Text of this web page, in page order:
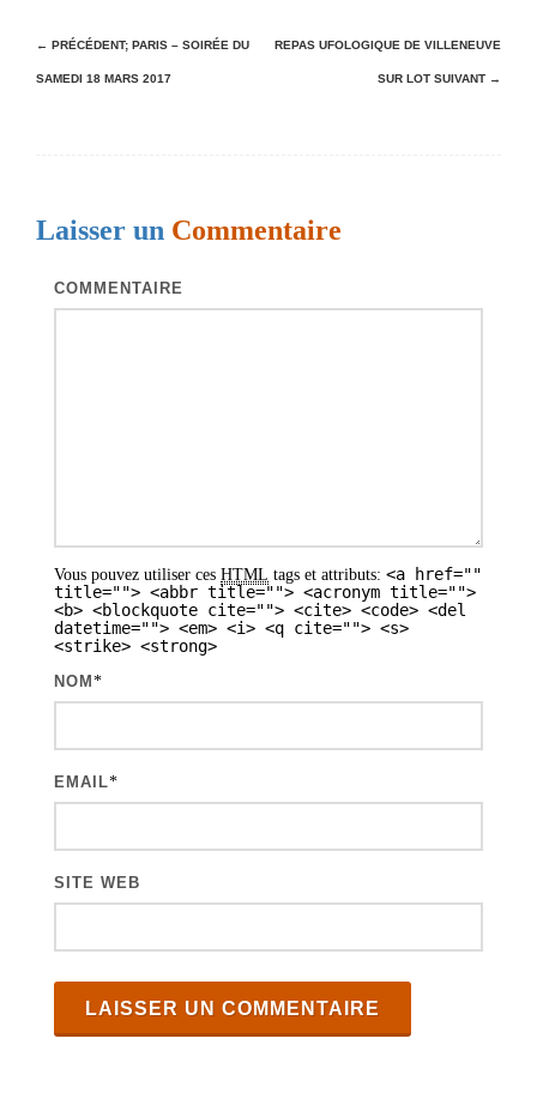
N
a
a
← PRÉCÉDENT; PARIS – SOIRÉE DU
SAMEDI 18 MARS 2017
REPAS UFOLOGIQUE DE VILLENEUVE
SUR LOT SUIVANT →
Laisser un Commentaire
COMMENTAIRE
Vous pouvez utiliser ces HTML tags et attributs: <a href=""
title=""> <abbr title=""> <acronym title="">
<b> <blockquote cite=""> <cite> <code> <del
datetime=""> <em> <i> <q cite=""> <s>
<strike> <strong>
NOM *
EMAIL*
SITE WEB